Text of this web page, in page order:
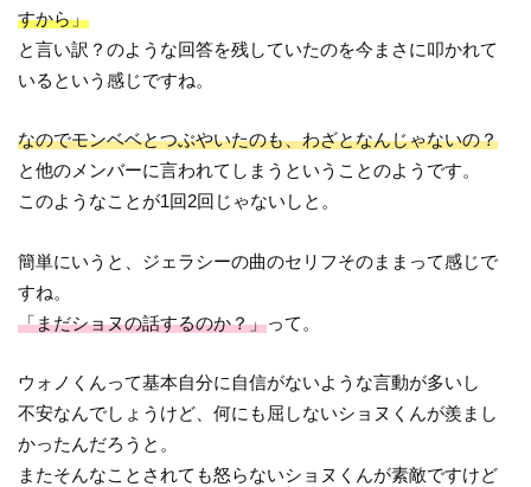
すから」
と言い訳？のような回答を残していたのを今まさに叩かれて
いるという感じですね。
なのでモンベベとつぶやいたのも、わざとなんじゃないの？
と他のメンバーに言われてしまうということのようです。
このようなことが1回2回じゃないしと。
簡単にいうと、ジェラシーの曲のセリフそのままって感じで
すね。
「まだショヌの話するのか？」って。
ウォノくんって基本自分に自信がないような言動が多いし
不安なんでしょうけど、何にも屈しないショヌくんが羨まし
かったんだろうと。
またそんなことされても怒らないショヌくんが素敵ですけど